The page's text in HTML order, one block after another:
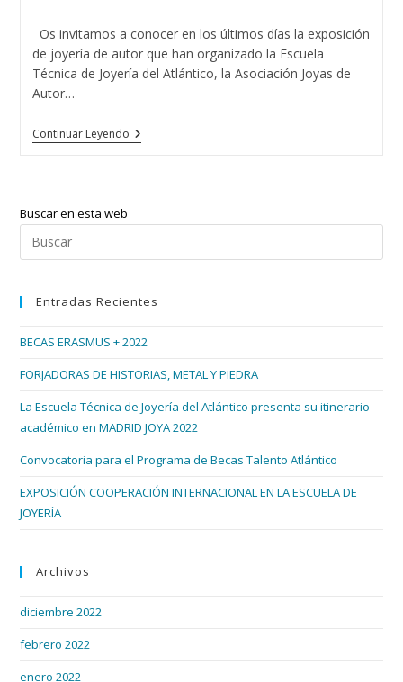
Os invitamos a conocer en los últimos días la exposición
de joyería de autor que han organizado la Escuela
Técnica de Joyería del Atlántico, la Asociación Joyas de
Autor…
Continuar LeyendoExposición
De
Buscar en esta web
Entradas Recientes
BECAS ERASMUS + 2022
FORJADORAS DE HISTORIAS, METAL Y PIEDRA
La Escuela Técnica de Joyería del Atlántico presenta su itinerario
académico en MADRID JOYA 2022
Convocatoria para el Programa de Becas Talento Atlántico
EXPOSICIÓN COOPERACIÓN INTERNACIONAL EN LA ESCUELA DE
JOYERÍA
Archivos
diciembre 2022
febrero 2022
enero 2022